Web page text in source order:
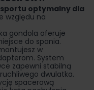
optymalny dla
względu na
gondola oferuje
do spania.
w
System
zapewni stabilną
dwulatka.
spacerową